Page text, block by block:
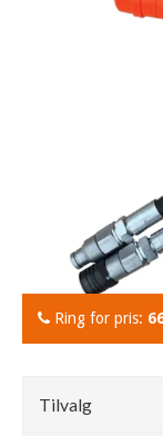
Ring for pris:
Tilvalg